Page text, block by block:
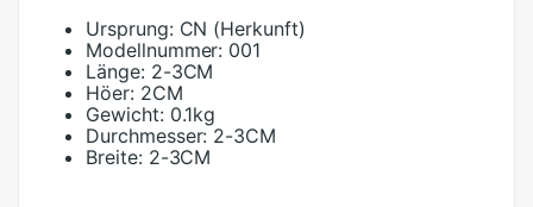
Ursprung: CN (Herkunft)
Modellnummer: 001
Länge: 2-3CM
Höer: 2CM
Gewicht: 0.1kg
Durchmesser: 2-3CM
Breite: 2-3CM